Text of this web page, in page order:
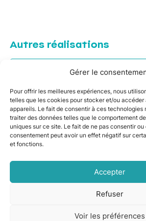
Gérer le
Pour offrir les meilleures expériences, nous
telles que les cookies pour stocker et/ou accéder
appareils. Le fait de consentir à ces technologies
traiter des données telles que le comportement
uniques sur ce site. Le fait de ne pas consentir ou
consentement peut avoir un effet négatif sur
et fonctions.
Accepter
Refuser
Voir les préférences
Autres réalisations
Pose de panneaux solaires à
Installation de panneaux solaires
Pose de panneaux solaires dans
Monferran-Savès
Pose de panneaux solaires dans
Monferran-Savès
Panneaux solaires à Toulouse par